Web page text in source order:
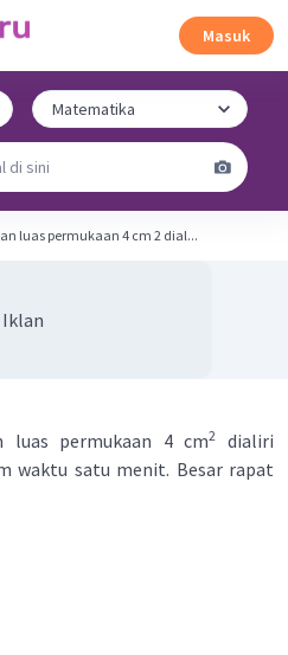
Masuk
luas permukaan 4 cm 2 dial...
Iklan
luas permukaan 4 cm2
dialiri
waktu satu menit. Besar rapat